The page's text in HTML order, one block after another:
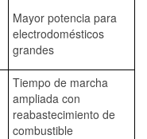
Mayor potencia para
electrodomésticos
grandes
Tiempo de marcha
ampliada con
reabastecimiento de
combustible